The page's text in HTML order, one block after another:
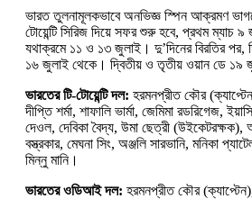
ভারত তুলনামূলকভাবে অনভিজ্ঞ স্পিন আক্রমণ
টোয়েন্টি সিরিজ দিয়ে সফর শুরু হবে, প্রথম ম্যাচ
যথাক্রমে ১১ ও ১৩ জুলাই। দু’দিনের বিরতির পর,
১৬ জুলাই থেকে। দ্বিতীয় ও তৃতীয় ওয়ান ডে ১৯
ভারতের টি-টোয়েন্টি দল: হরমনপ্রীত কৌর
দীপ্তি শর্মা, শাফালি ভার্মা, জেমিমা রডরিগেজ,
দেওল, দেবিকা বৈদ্য, উমা ছেত্রী
বস্ত্রকার, মেঘনা সিং, অঞ্জলি সারভানি, মনিকা
মিন্নু মানি।
ভারতের ওডিআই দল: হরমনপ্রীত কৌর